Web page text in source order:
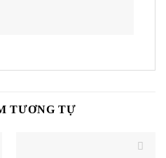
TƯƠNG TỰ